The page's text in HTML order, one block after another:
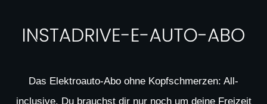
Das Elektroauto-Abo ohne Kopfschmerzen: All-
inclusive. Du brauchst dir nur noch um deine Freizeit